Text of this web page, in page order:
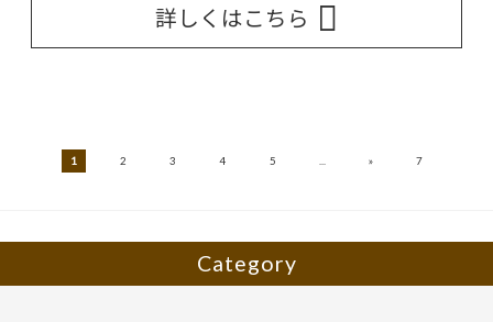
詳しくはこちら
1 2 3 4 5 ... » 7
Category